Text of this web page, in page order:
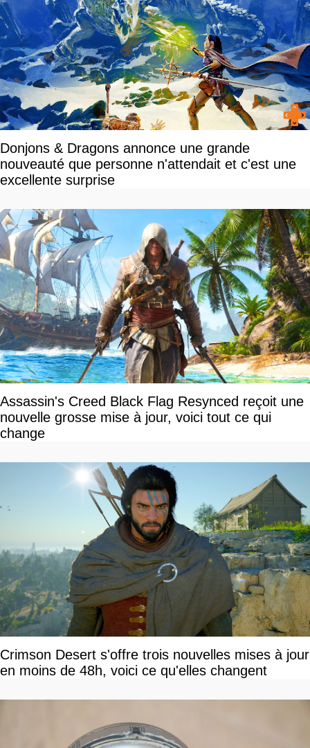
Donjons & Dragons annonce une grande
nouveauté que personne n'attendait et c'est une
excellente surprise
Assassin's Creed Black Flag Resynced reçoit une
nouvelle grosse mise à jour, voici tout ce qui
change
Crimson Desert s'offre trois nouvelles mises à jour
en moins de 48h, voici ce qu'elles changent